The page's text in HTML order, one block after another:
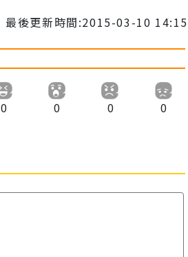
最後更新時間:2015-03-10 14:15
0 0 0 0